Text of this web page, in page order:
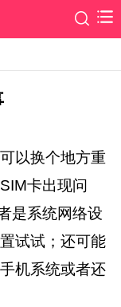
以换个地方重
卡出现问
是系统网络设
试试；还可能
机系统或者还